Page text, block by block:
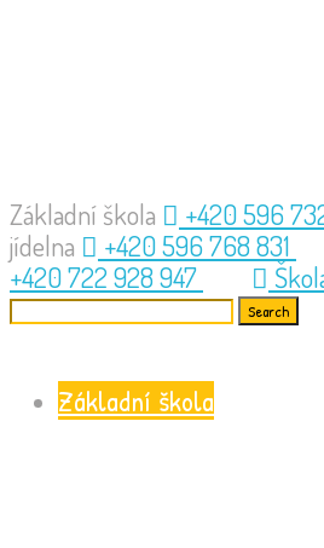
Základní škola +420 596
jídelna
+420 596 768 831
+420 722 928 947
Základní škola